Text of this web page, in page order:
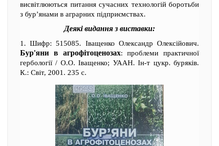
висвітлюються питання сучасних технологій боротьби
з бур’янами в аграрних підприємствах.
Деякі видання з виставки:
1. Шифр: 515085. Іващенко Олександр Олексійович.
Бур'яни в агрофітоценозах: проблеми практичної
гербології / О.О. Іващенко; УААН. Ін-т цукр. буряків.
К.: Світ, 2001. 235 с.